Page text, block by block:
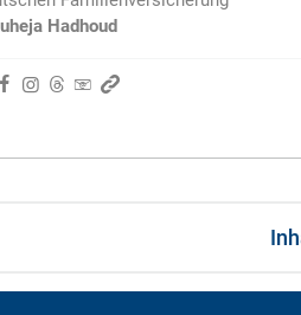
Hadhoud